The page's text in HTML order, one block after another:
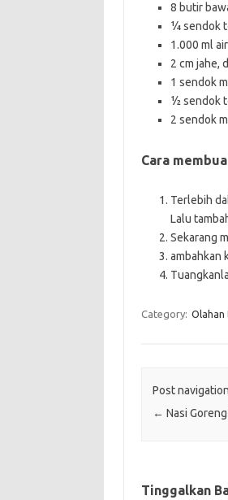
8 butir
¼ sendok
1.000 ml air
2 cm jahe,
1 sendok
½ sendok
2 sendok
Cara
Terlebih
Lalu
Sekarang
ambahkan
Category: Olahan
Post navigation
← Nasi
Tinggalkan